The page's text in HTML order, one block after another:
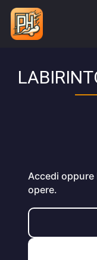
Accedi
opere.